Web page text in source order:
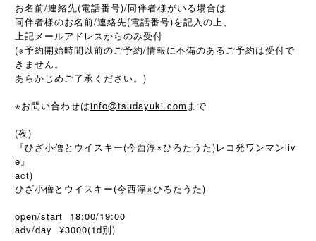
お名前/連絡先(電話番号)/同伴者様がいる場合は
同伴者様のお名前/連絡先(電話番号)を記入の上、
上記メールアドレスからのみ受付
(※予約開始時間以前のご予約/情報に不備のあるご予約は受付で
きません。
あらかじめご了承ください。)
※ お問い合わせはinfo@tsudayuki.com まで
(夜)
『ひざ小僧とウイスキー(今西淳×ひろたうた)レコ発ワンマンliv
e』
act)
ひざ小僧とウイスキー(今西淳×ひろたうた)
open/start 18:00/19:00
adv/day ¥3000(1d別 )